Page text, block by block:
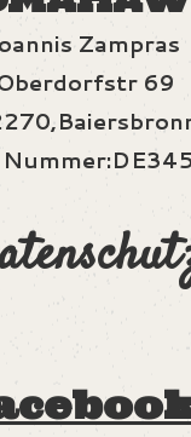
Zampras
69